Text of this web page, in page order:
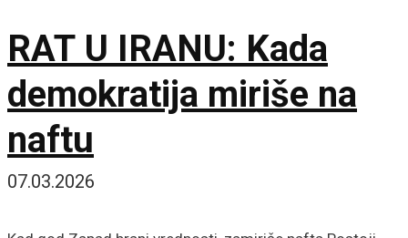
RAT U IRANU: Kada
demokratija miriše na
naftu
07.03.2026